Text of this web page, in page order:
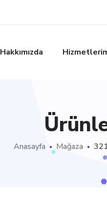
Hakkımızda
Anasayfa Mağaza